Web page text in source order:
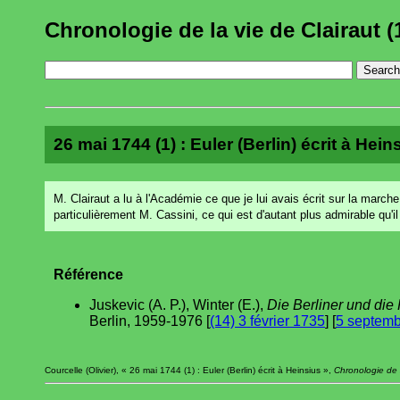
Chronologie de la vie de Clairaut
26 mai 1744 (1) : Euler (Berlin) écrit à
M. Clairaut a lu à l'Académie ce que je lui avais écrit sur la
particulièrement M. Cassini, ce qui est d'autant plus admirable
Référence
Juskevic (A. P.), Winter (E.), Die Berliner und die
Berlin, 1959-1976 [(14) 3 février 1735] [5
Courcelle (Olivier), « 26 mai 1744 (1) : Euler (Berlin) écrit à Heinsius », Chronologie de